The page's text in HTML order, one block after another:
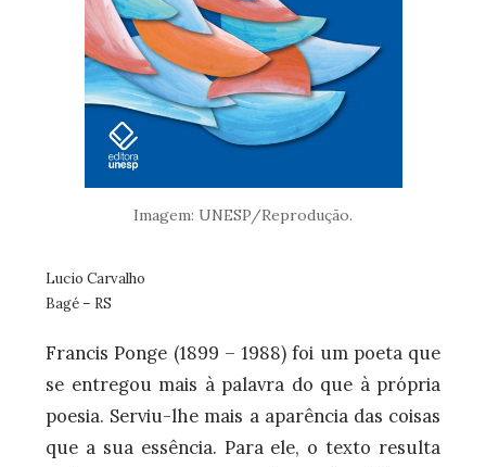
Imagem: UNESP/Reprodução.
Lucio Carvalho
Bagé – RS
Francis Ponge (1899 – 1988) foi um poeta que
se entregou mais à palavra do que à própria
poesia. Serviu-lhe mais a aparência das coisas
que a sua essência. Para ele, o texto resulta